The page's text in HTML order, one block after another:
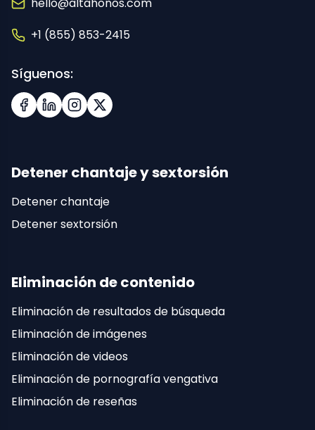
+1 (855) 853-2415
Síguenos:
Facebook
LinkedInInstagramX (Twitter)
Detener chantaje y sextorsión
Detener chantaje
Detener sextorsión
Eliminación de contenido
Eliminación de resultados de búsqueda
Eliminación de imágenes
Eliminación de videos
Eliminación de pornografía vengativa
Eliminación de reseñas